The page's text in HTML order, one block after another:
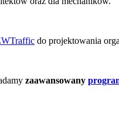
do projektowania
zaawansowany